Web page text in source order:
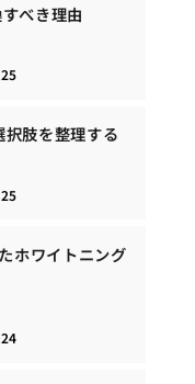
べき理由
肢を整理する
ホワイトニング